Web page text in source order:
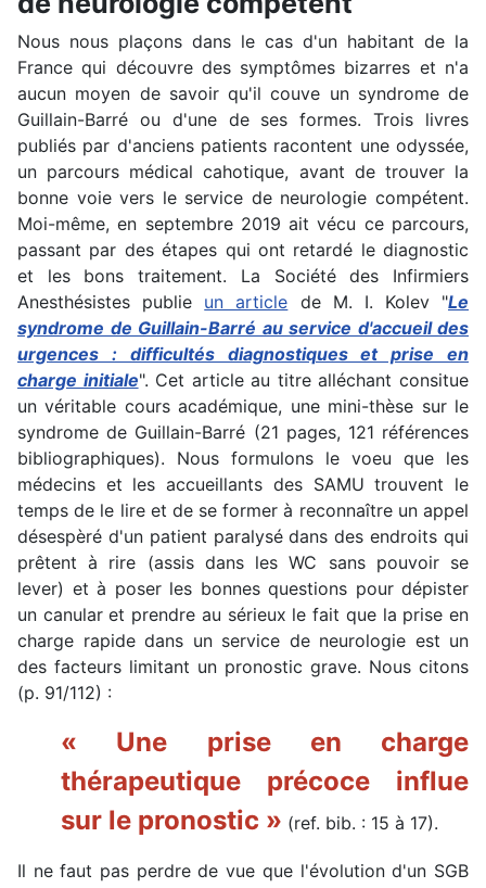
Nous nous plaçons dans le cas d'un habitant de la
France qui découvre des symptômes bizarres et n'a
aucun moyen de savoir qu'il couve un syndrome de
Guillain-Barré ou d'une de ses formes. Trois livres
publiés par d'anciens patients racontent une odyssée,
un parcours médical cahotique, avant de trouver la
bonne voie vers le service de neurologie compétent.
Moi-même, en septembre 2019 ait vécu ce parcours,
passant par des étapes qui ont retardé le diagnostic
et les bons traitement. La Société des Infirmiers
Anesthésistes publie un article de M. I. Kolev "Le
syndrome de Guillain-Barré au service d'accueil des
urgences : difficultés diagnostiques et prise en
charge initiale". Cet article au titre alléchant consitue
un véritable cours académique, une mini-thèse sur le
syndrome de Guillain-Barré (21 pages, 121 références
bibliographiques). Nous formulons le voeu que les
médecins et les accueillants des SAMU trouvent le
temps de le lire et de se former à reconnaître un appel
désespèré d'un patient paralysé dans des endroits qui
prêtent à rire (assis dans les WC sans pouvoir se
lever) et à poser les bonnes questions pour dépister
un canular et prendre au sérieux le fait que la prise en
charge rapide dans un service de neurologie est un
des facteurs limitant un pronostic grave. Nous citons
(p. 91/112) :
« Une prise en charge
thérapeutique précoce influe
sur le pronostic » (ref. bib. : 15 à 17).
Il ne faut pas perdre de vue que l'évolution d'un SGB